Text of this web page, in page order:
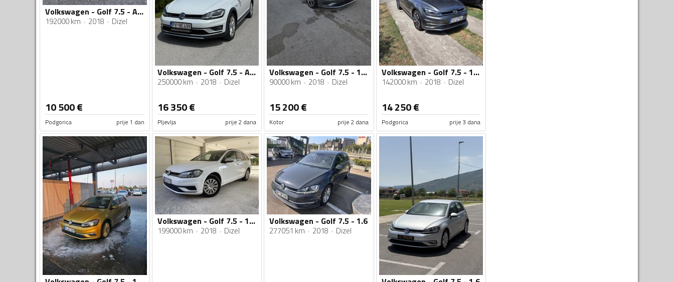
Volkswagen - Golf 7.5 - Automatik
192000 km 2018 Dizel
10 500€
Podgorica prije 1 dan
Volkswagen - Golf 7.5 - ALLTRACK 2.0 135KW 4MOTION
250000 km 2018 Dizel
16 350€
Pljevlja prije 2 dana
Volkswagen - Golf 7.5 - 1.6 TDI
90000 km 2018 Dizel
15 200€
Kotor prije 2 dana
Volkswagen - Golf 7.5 - 1.6 TDI
142000 km 2018 Dizel
14 250€
Podgorica prije 3 dana
Volkswagen - Golf 7.5 - 1.6 TDI
199000 km 2018 Dizel
Volkswagen - Golf 7.5 - 1.6
277051 km 2018 Dizel